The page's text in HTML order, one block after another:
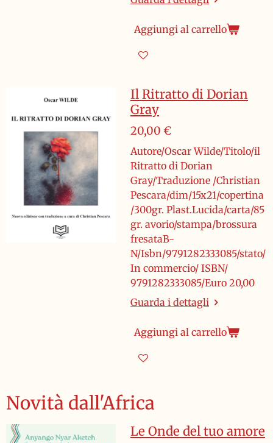
Aggiungi al carrello
Il Ritratto di Dorian
Gray
20,00 €
Autore/Oscar Wilde/Titolo/il
Ritratto di Dorian
Gray/Traduzione /Christian
Pescara/dim/15x21/copertina
/300gr. Plast.Lucida/carta/85
gr. avorio/stampa/brossura
fresataB-
N/Isbn/9791282333085/stato/
In commercio/ ISBN/
9791282333085/Euro 20,00
Guarda i dettagli
Aggiungi al carrello
Novità dall'Africa
Le Onde del tuo amore